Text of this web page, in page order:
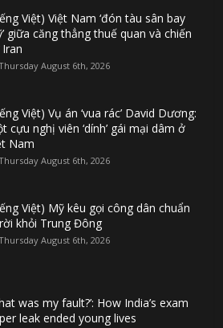
Việt) Việt Nam ‘đón tàu sân bay
giữa căng thẳng thuế quan và chiến
August 6th, 2026
Việt) Vụ án ‘vua rác’ David Dương:
cựu nghị viên ‘dính’ gái mại dâm ở
Nam
August 6th, 2026
Việt) Mỹ kêu gọi công dân chuẩn
khỏi Trung Đông
August 6th, 2026
was my fault?’: How India’s exam
leak ended young lives